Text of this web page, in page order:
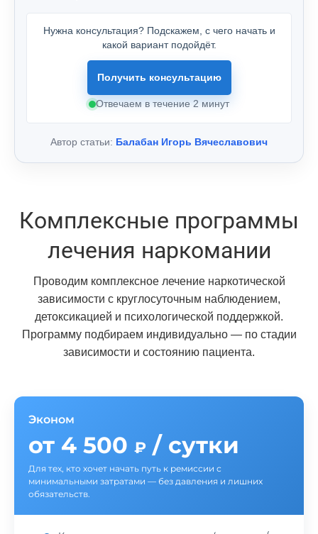
Нужна консультация? Подскажем, с чего начать и
какой вариант подойдёт.
Получить консультацию
Отвечаем в течение 2 минут
Автор статьи: Балабан Игорь Вячеславович
Комплексные программы
лечения наркомании
Проводим комплексное лечение наркотической
зависимости с круглосуточным наблюдением,
детоксикацией и психологической поддержкой.
Программу подбираем индивидуально — по стадии
зависимости и состоянию пациента.
Эконом
от 4 500 ₽ / сутки
Для тех, кто хочет начать путь к ремиссии с
минимальными затратами — без давления и лишних
обязательств.